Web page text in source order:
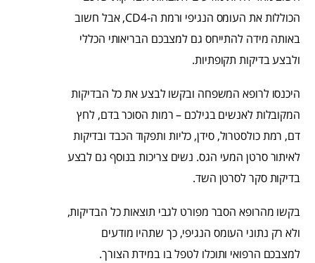
הכוללות את העומס הנגיפי ורמת ה-CD4, אבל חשוב
באותה מידה להתייחס גם למצבכם הבריאותי הכללי
ולבצע בדיקות תקופתיות.
היכנסו לרופא המשפחה ובקשו לבצע את כל הבדיקות
המקובלות לאנשים בגילכם – רמות הסוכר בדם, לחץ
דם, רמת כולסטרול, סידן, כליות ותפקוד הכבד ובדיקות
לאיתור סרטן המעי הגס. נשים צריכות בנוסף גם לבצע
בדיקות סקר לסרטן השד.
בקשו מהרופא הסבר מפורט לגבי תוצאות כל הבדיקות,
ולא רק נתוני העומס הנגיפי, כך שתהיו מודעים
למצבכם הרפואי ותוכלו לטפל בו במידת הצורך.